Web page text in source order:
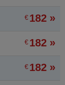
€182 »
€182 »
€182 »